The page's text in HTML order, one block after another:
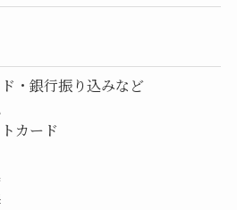
・銀行振り込みなど
カード